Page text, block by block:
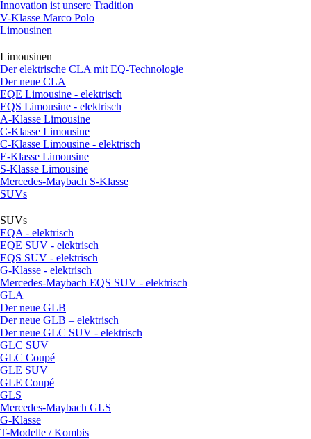
Innovation ist unsere Tradition
V-Klasse Marco Polo
Limousinen
Limousinen
Der elektrische CLA mit EQ-Technologie
Der neue CLA
EQE Limousine - elektrisch
EQS Limousine - elektrisch
A-Klasse Limousine
C-Klasse Limousine
C-Klasse Limousine - elektrisch
E-Klasse Limousine
S-Klasse Limousine
Mercedes-Maybach S-Klasse
SUVs
SUVs
EQA - elektrisch
EQE SUV - elektrisch
EQS SUV - elektrisch
G-Klasse - elektrisch
Mercedes-Maybach EQS SUV - elektrisch
GLA
Der neue GLB
Der neue GLB – elektrisch
Der neue GLC SUV - elektrisch
GLC SUV
GLC Coupé
GLE SUV
GLE Coupé
GLS
Mercedes-Maybach GLS
G-Klasse
T-Modelle / Kombis